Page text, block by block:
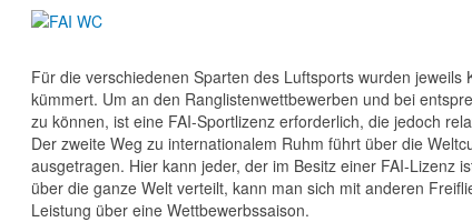
Für die verschiedenen Sparten des Luftsports wurden
kümmert. Um an den Ranglistenwettbewerben und bei
zu können, ist eine FAI-Sportlizenz erforderlich, die jedoch
Der zweite Weg zu internationalem Ruhm führt über die
ausgetragen. Hier kann jeder, der im Besitz einer FAI-Lizenz
über die ganze Welt verteilt, kann man sich mit anderen
Leistung über eine Wettbewerbssaison.